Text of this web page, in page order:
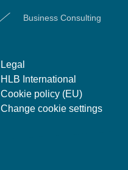
Business Consulting
Legal
HLB International
Cookie policy (EU)
Change cookie settings